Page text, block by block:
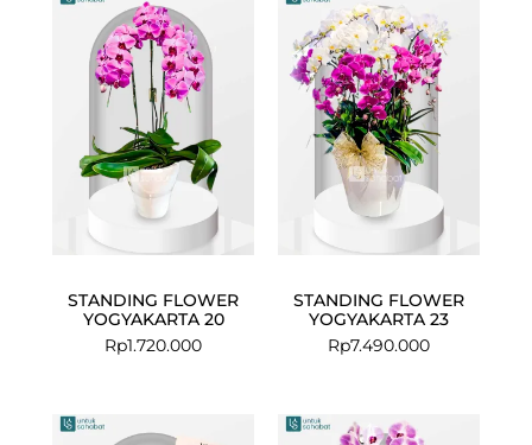
STANDING FLOWER
YOGYAKARTA 20
Rp1.720.000
STANDING FLOWER
YOGYAKARTA 23
Rp7.490.000